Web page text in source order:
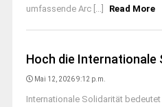
umfassende Arc [...]
Read More
Hoch die Internationale
Mai 12, 2026 9:12 p.m.
Internationale Solidarität